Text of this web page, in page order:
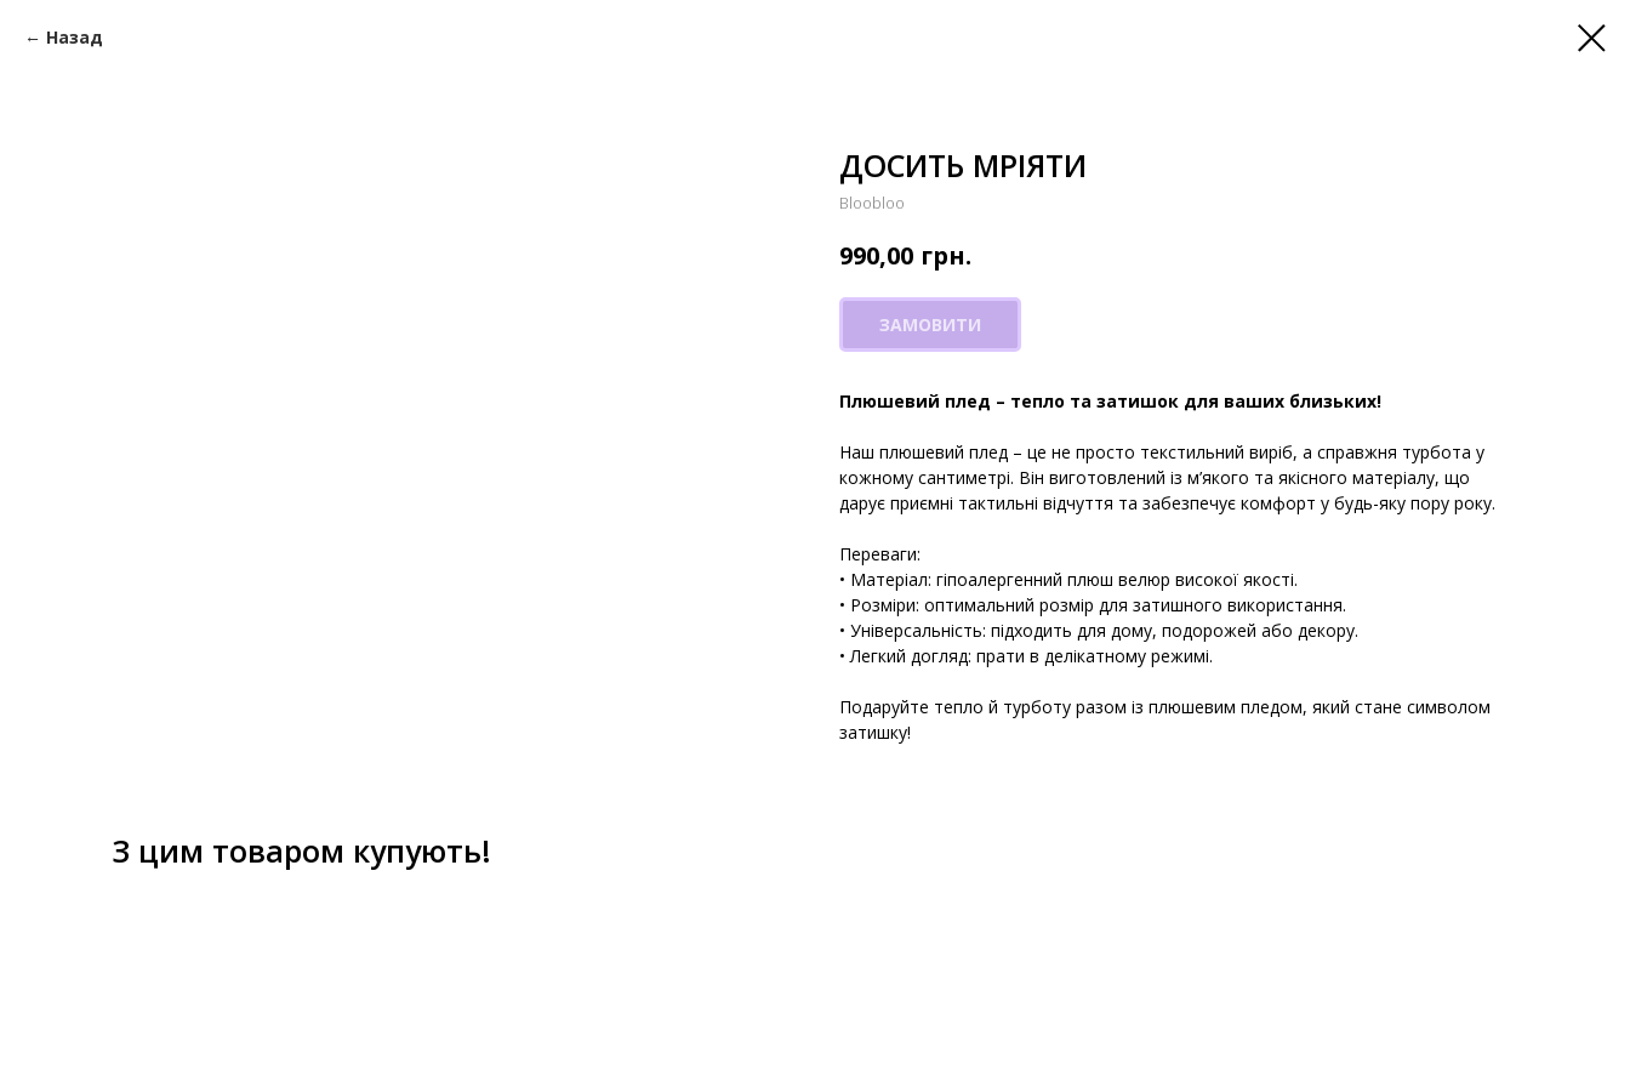
Назад
ДОСИТЬ МРІЯТИ
Bloobloo
990,00 грн.
ЗАМОВИТИ
Плюшевий плед – тепло та затишок для ваших близьких!
Наш плюшевий плед – це не просто текстильний виріб, а справжня турбота у
кожному сантиметрі. Він виготовлений із м’якого та якісного матеріалу, що
дарує приємні тактильні відчуття та забезпечує комфорт у будь-яку пору року.
Переваги:
• Матеріал: гіпоалергенний плюш велюр високої якості.
• Розміри: оптимальний розмір для затишного використання.
• Універсальність: підходить для дому, подорожей або декору.
• Легкий догляд: прати в делікатному режимі.
Подаруйте тепло й турботу разом із плюшевим пледом, який стане символом
затишку!
З цим товаром купують!